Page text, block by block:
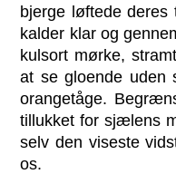
bjerge løftede
kalder klar og
kulsort mørke,
at se gloende uden
orangetåge.
tillukket for sjælens
selv den viseste
os.